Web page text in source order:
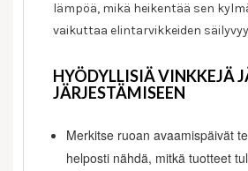
lämpöä, mikä heikentää sen
vaikuttaa elintarvikkeiden
HYÖDYLLISIÄ VINKKEJÄ
JÄRJESTÄMISEEN
Merkitse ruoan avaamispäivät
helposti nähdä, mitkä tuotteet